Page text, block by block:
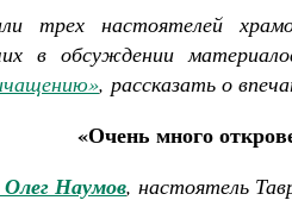
трех настоятелей
в обсуждении
, рассказать о
«Очень много
Наумов, настоятель
не будет